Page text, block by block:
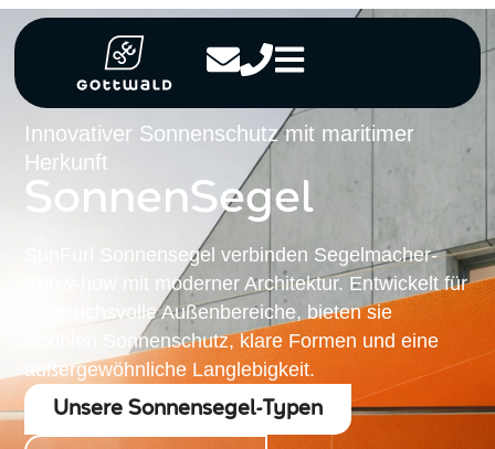
Innovativer Sonnenschutz mit maritimer
Herkunft
SonnenSegel
SunFurl Sonnensegel verbinden Segelmacher-
Know-how mit moderner Architektur. Entwickelt für
anspruchsvolle Außenbereiche, bieten sie
flexiblen Sonnenschutz, klare Formen und eine
außergewöhnliche Langlebigkeit.
Unsere Sonnensegel-Typen